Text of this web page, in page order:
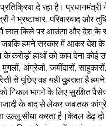
दे रहा है।
परिवारवाद और
मैं लाल किले पर आऊंगा और देश के
जबकि हमने सरकार में आकर देश
करोड़ों हाथों को काम देना कोई
अंग्रेजों, जमींदारों,
पूछिए वह यही दुहराता है हमने
निकल भागने के लिए सुरक्षित
के बाद से लेकर जब तक
सीधा करता है।केवल डेढ़ दो